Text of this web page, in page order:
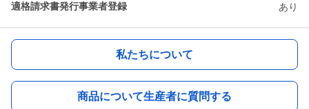
適格請求書発行事業者登録 あり
私たちについて
商品について生産者に質問する